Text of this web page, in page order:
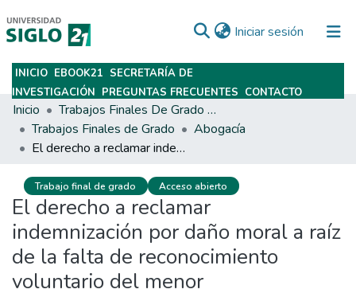
Iniciar sesión (current)
Subir
INICIO EBOOK21 SECRETARÍA DE
INVESTIGACIÓN PREGUNTAS FRECUENTES CONTACTO
Inicio
Trabajos Finales De Grado Y Posgrado
Trabajos Finales de Grado
Abogacía
El derecho a reclamar indemnización por daño moral a raíz de la falta de reconocimiento voluntario del menor
Trabajo final de grado Acceso abierto
El derecho a reclamar
indemnización por daño moral a raíz
de la falta de reconocimiento
voluntario del menor